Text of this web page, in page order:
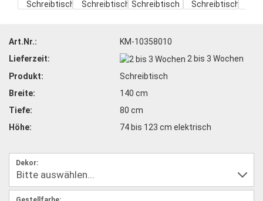
Art.Nr.:
KM-10358010
Lieferzeit:
2 bis 3 Wochen
Produkt:
Schreibtisch
Breite:
140 cm
Tiefe:
80 cm
Höhe:
74 bis 123 cm elektrisch
Dekor: